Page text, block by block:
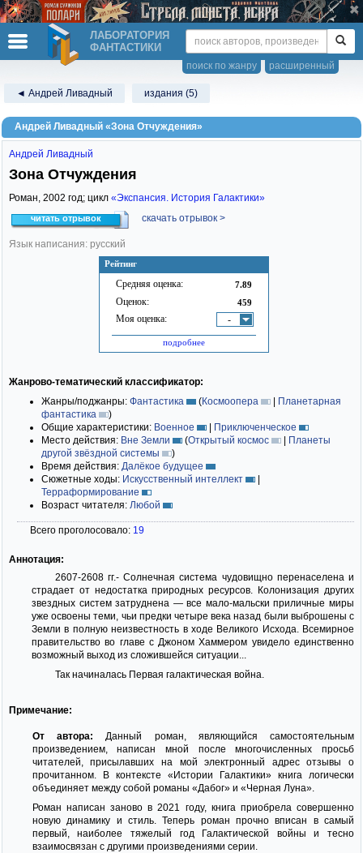
ЛАБОРАТОРИЯ
ФАНТАСТИКИ
расширенный
поиск по жанру
◄ Андрей Ливадный издания (5)
Андрей Ливадный «Зона Отчуждения»
Рейтинг
Средняя оценка: 7.89
Оценок: 459
Моя оценка: -
подробнее
Андрей Ливадный
Зона Отчуждения
Роман, 2002 год; цикл «Экспансия. История Галактики»
читать отрывок скачать отрывок >
Язык написания: русский
Жанрово-тематический классификатор:
Жанры/поджанры: Фантастика (Космоопера | Планетарная
фантастика
)
Общие характеристики: Военное | Приключенческое
Место действия: Вне Земли (Открытый космос | Планеты
другой звёздной системы
)
Время действия: Далёкое будущее
Сюжетные ходы: Искусственный интеллект
|
Терраформирование
Возраст читателя: Любой
Всего проголосовало: 19
Аннотация:
2607-2608 гг.- Солнечная система чудовищно перенаселена и
страдает от недостатка природных ресурсов. Колонизация других
звездных систем затруднена — все мало-мальски приличные миры
уже освоены теми, чьи предки четыре века назад были выброшены с
Земли в полную неизвестность в ходе Великого Исхода. Всемирное
правительство во главе с Джоном Хаммером увидело единственно
возможный выход из сложившейся ситуации...
Так начиналась Первая галактическая война.
Примечание:
От автора: Данный роман, являющийся самостоятельным
произведением, написан мной после многочисленных просьб
читателей, присылавших на мой электронный адрес отзывы о
прочитанном. В контексте «Истории Галактики» книга логически
объединяет между собой романы «Дабог» и «Черная Луна».
Роман написан заново в 2021 году, книга приобрела совершенно
новую динамику и стиль. Теперь роман прочно вписан в самый
первый, наиболее тяжелый год Галактической войны и тесно
взаимосвязан с другими произведениями серии.